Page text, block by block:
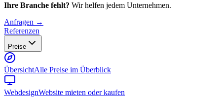
Ihre Branche fehlt? Wir helfen jedem Unternehmen.
Anfragen →
Referenzen
Preise
ÜbersichtAlle Preise im Überblick
WebdesignWebsite mieten oder kaufen